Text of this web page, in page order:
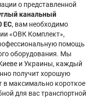
о представленной
канальный
ЕС, вам необходимо
«ОВК Комплект»,
помощь
оборудования. Мы
и Украины, каждый
получит хорошую
в максимально короткое
для вас транспортной